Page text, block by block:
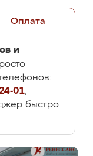
Оплата
и
01,
быстро